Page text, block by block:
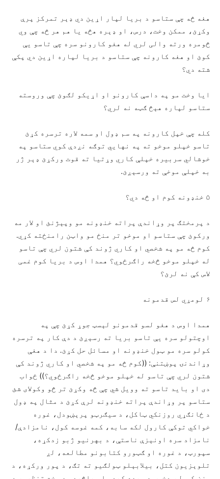
هغه څه چې ستاسو د بریا لپار اړين دي ډېر تمرکز پرې
وکړئ، ممکن وخت، درس، او ډېره هڅه یا هم هر څه چې وي
څومره ورته والی لري له هغو کارونو سره چې تاسو یې
کوئ او هغه کارونه چې ستاسو د بریا لپاره اړين دي پکې
شته دي؟
ایا وخت مو په داسې کارونو او اړيکو لګوئ چې وروسته
ستاسو لپاره هېڅ ګټه نه لري؟
کله چې خپل کارونه په سم ډول او سمه لاره ترسره کړئ
تاسو خپلو موخو ته په نهايي توګه نږدې کوي ستاسو په
خوشالي سربیره خپلې کاري وړتیا ته قوت ورکړئ ډېر ژر
به خپلې موخې ته ورسېږئ.
۵ خنډونه کوم او څه دي؟
د پرمختګ پر وړاندې پراته خنډونه مو وپېژنئ او لار مه
ورکوئ چې ستاسو او موخو تر منځ مو واټن رامنځته کړي.
کوم څه مو په شخصي او کاري ژوند کې شتون لري چې تاسو
له خپلو موخو څخه راګرځوي؟ همدا اوس د بریا کوم غمی
لاس کې نه لرئ؟
۶ لومړي لس قدمونه
همدا اوس د هغو لسو قدمونو لېسټ جوړ کړئ چې په
اوچتولو سره يې تاسو بریا ته رسېږئ د دې کار په ترسره
کولو سره مو ټول خنډونه او مسائل حل کړئ. دا د هغې
وړاندنۍ پوښتنې: ((کوم څه مو په شخصي او کاري ژوند کې
شتون لري چې تاسو له خپلو موخو څخه راګرځوي؟)) ځواب
دی او باید تاسو ته وویل شي چې څه وکړئ تر څو وکولای شئ
ستاسو پر وړاندې پراته خنډونه لرې کړئ د مثال په ډول
د ځانګړي روزنکي ټاکل، د سيګرټو پرېښودل، غوره
خواکي توکې کارول لکه سابه، کمه غوسه کول، نامزادې/
نامزاد سره اونېزې ناستې، د بهرنيو ژبو زدکړه،
سپورټ، د غوره او ګټورو کتابونو مطالعه، لږ
تلوېزیون کتل، بیلابېلو ټولګيو ته تګ، د پور ورکړه، د